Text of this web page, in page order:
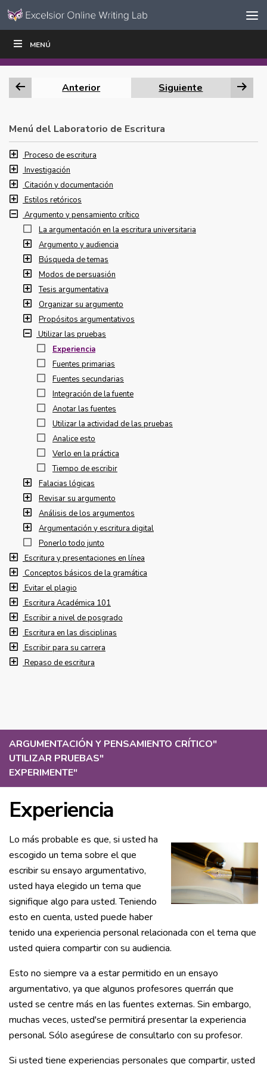
Ir al contenido
navegación
MENÚ
ARGUMENTACIÓN Y PENSAMIENTO CRÍTICO"
UTILIZAR PRUEBAS"
EXPERIMENTE"
Experiencia
Lo más probable es que, si usted ha
escogido un tema sobre el que
escribir su ensayo argumentativo,
usted haya elegido un tema que
signifique algo para usted. Teniendo
esto en cuenta, usted puede haber
tenido una experiencia personal relacionada con el tema que
usted quiera compartir con su audiencia.
Esto no siempre va a estar permitido en un ensayo
argumentativo, ya que algunos profesores querrán que
usted se centre más en las fuentes externas. Sin embargo,
muchas veces, usted'se permitirá presentar la experiencia
personal. Sólo asegúrese de consultarlo con su profesor.
Si usted tiene experiencias personales que compartir, usted
ESCRIBIR
Anterior Siguiente
Menú del Laboratorio de Escritura
Proceso de escritura
Investigación
Citación y documentación
Estilos retóricos
Argumento y pensamiento crítico
La argumentación en la escritura universitaria
Argumento y audiencia
Búsqueda de temas
Modos de persuasión
Tesis argumentativa
Organizar su argumento
Propósitos argumentativos
Utilizar las pruebas
Experiencia
Fuentes primarias
Fuentes secundarias
Integración de la fuente
Anotar las fuentes
Utilizar la actividad de las pruebas
Analice esto
Verlo en la práctica
Tiempo de escribir
Falacias lógicas
Revisar su argumento
Análisis de los argumentos
Argumentación y escritura digital
Ponerlo todo junto
Escritura y presentaciones en línea
Conceptos básicos de la gramática
Evitar el plagio
Escritura Académica 101
Escribir a nivel de posgrado
Escritura en las disciplinas
Escribir para su carrera
Repaso de escritura